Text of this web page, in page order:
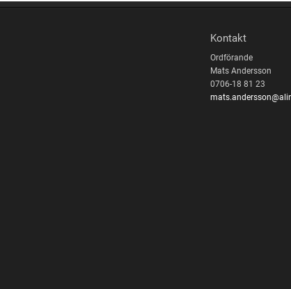
Kontakt
Ordförande
Mats Andersson
0706-18 81 23